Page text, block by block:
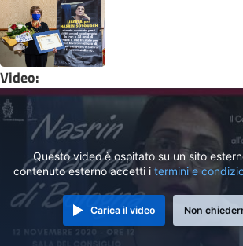
Video:
Questo video è ospitato su un sito
contenuto esterno accetti i termini e
Carica il video Non